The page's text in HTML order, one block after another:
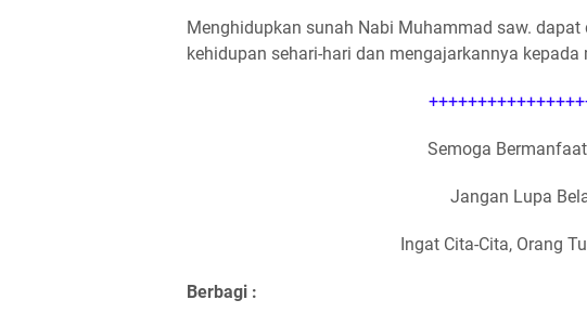
Menghidupkan sunah Nabi Muhammad saw.
kehidupan sehari-hari dan mengajarkannya kepada
Semoga
Jangan Lupa
Ingat Cita-Cita, Orang
Berbagi :